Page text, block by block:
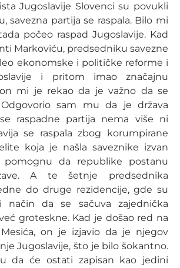
Jugoslavije Slovenci su povukli
savezna partija se raspala. Bilo mi
počeo raspad Jugoslavije. Kad
Markoviću, predsedniku savezne
ekonomske i političke reforme i
i pritom imao značajnu
mi je rekao da je važno da se
Odgovorio sam mu da je država
raspadne partija nema više ni
se raspala zbog korumpirane
koja je našla saveznike izvan
pomognu da republike postanu
A te šetnje predsednika
do druge rezidencije, gde su
način da se sačuva zajednička
groteskne. Kad je došao red na
on je izjavio da je njegov
Jugoslavije, što je bilo šokantno.
da će ostati zapisan kao jedini